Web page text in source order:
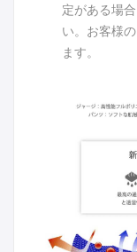
定がある場
い。お客様
ます。